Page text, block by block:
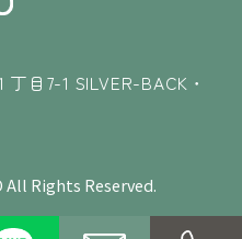
目7-1 SILVER-BACK・
All Rights Reserved.